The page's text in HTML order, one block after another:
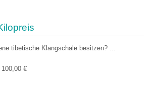
tibetische Klangschale besitzen? ...
100,00 €